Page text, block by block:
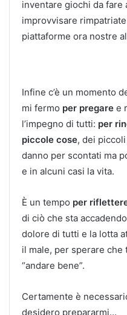
inventare giochi da fare
improvvisare
piattaforme ora nostre
Infine c’è un momento
mi fermo per pregare e
l’impegno di tutti: per
piccole cose, dei
danno per scontati ma
e in alcuni casi la vita.
È un tempo per
di ciò che sta
dolore di tutti e la lotta
il male, per sperare che
“andare bene”.
Certamente è
desidero prepararmi…